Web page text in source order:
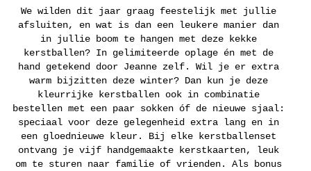
We wilden dit jaar graag feestelijk met jullie
afsluiten, en wat is dan een leukere manier dan
in jullie boom te hangen met deze kekke
kerstballen? In gelimiteerde oplage én met de
hand getekend door Jeanne zelf. Wil je er extra
warm bijzitten deze winter? Dan kun je deze
kleurrijke kerstballen ook in combinatie
bestellen met een paar sokken óf de nieuwe sjaal:
speciaal voor deze gelegenheid extra lang en in
een gloednieuwe kleur. Bij elke kerstballenset
ontvang je vijf handgemaakte kerstkaarten, leuk
om te sturen naar familie of vrienden. Als bonus